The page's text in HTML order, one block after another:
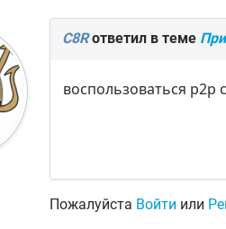
C8Rответил в теме
воспользоваться
Пожалуйста Войти или